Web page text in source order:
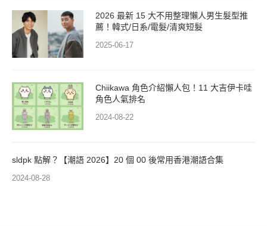
2026 最新 15 大不用整理懶人男生髮型推
薦！韓式/日系/電髮/清爽短髮
2025-06-17
Chiikawa 角色介紹懶人包！11 大吉伊卡哇
角色人氣排名
2024-08-22
sldpk 點解？【潮語 2026】20 個 00 後常用香港潮語合集
2024-08-28